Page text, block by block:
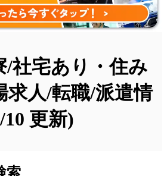
/社宅あり・住み
求人/転職/派遣情
10 更新)
索